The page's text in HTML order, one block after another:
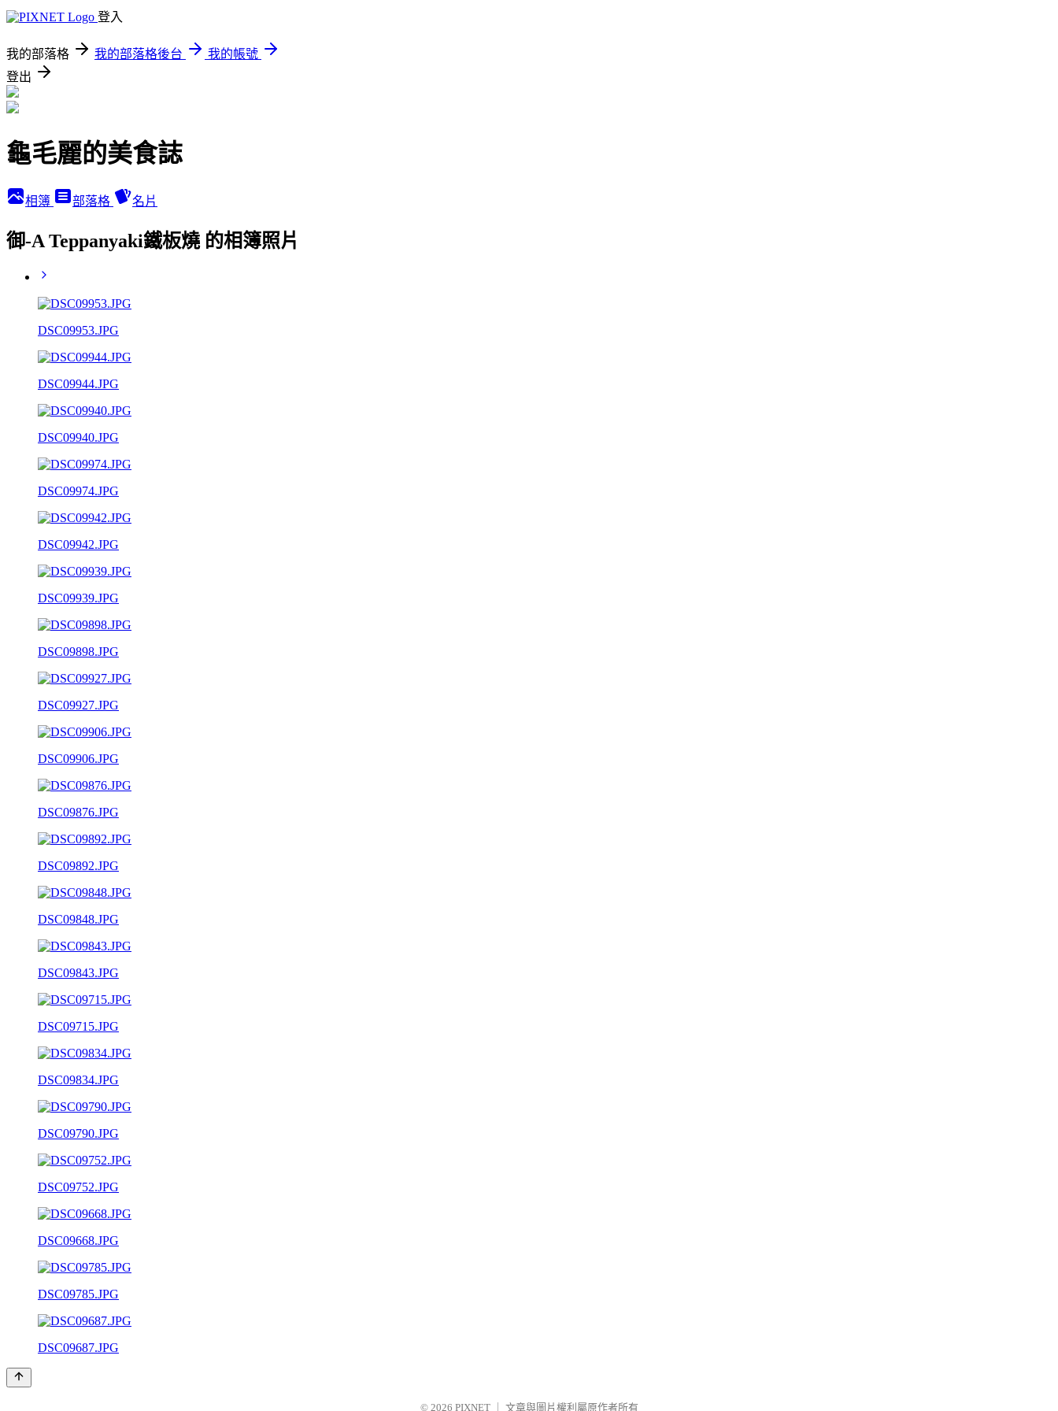
登入
我的部落格 我的部落格後台
我的帳號
登出
龜毛麗的美食誌
相簿 部落格 名片
御-A Teppanyaki鐵板燒 的相簿照片
DSC09953.JPG
DSC09944.JPG
DSC09940.JPG
DSC09974.JPG
DSC09942.JPG
DSC09939.JPG
DSC09898.JPG
DSC09927.JPG
DSC09906.JPG
DSC09876.JPG
DSC09892.JPG
DSC09848.JPG
DSC09843.JPG
DSC09715.JPG
DSC09834.JPG
DSC09790.JPG
DSC09752.JPG
DSC09668.JPG
DSC09785.JPG
DSC09687.JPG
© 2026 PIXNET 文章與圖片權利屬原作者所有